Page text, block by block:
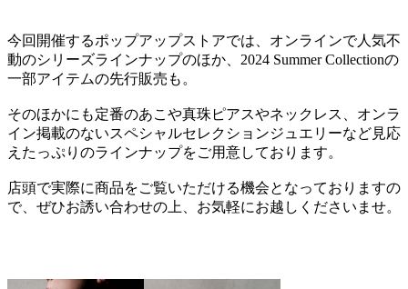
今回開催するポップアップストアでは、オンラインで人気不
動のシリーズラインナップのほか、2024 Summer Collectionの
一部アイテムの先行販売も。
そのほかにも定番のあこや真珠ピアスやネックレス、オンラ
イン掲載のないスペシャルセレクションジュエリーなど見応
えたっぷりのラインナップをご用意しております。
店頭で実際に商品をご覧いただける機会となっておりますの
で、ぜひお誘い合わせの上、お気軽にお越しくださいませ。